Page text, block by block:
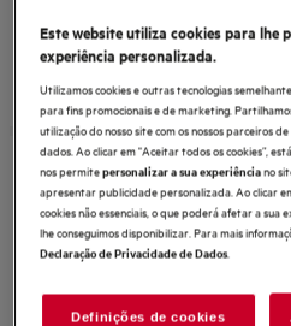
Este website utiliza cookies para lhe
experiência personalizada.
Utilizamos cookies e outras tecnologias
para fins promocionais e de marketing.
utilização do nosso site com os nossos parceiros
dados. Ao clicar em "Aceitar todos os cookies”,
nos permitepersonalizar a sua experiênciano
apresentar publicidade personalizada. Ao clicar
cookies não essenciais, o que poderá afetar a sua
lhe conseguimos disponibilizar. Para mais
Declaração de Privacidade de Dados.
Definições de cookies